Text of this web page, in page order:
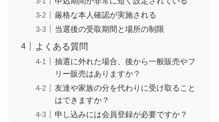
厳格な本人確認が実施される
当選後の受取期間と場所の制限
よくある質問
抽選に外れた場合、後から一般販売やフ
リー販売はありますか？
友達や家族の分を代わりに受け取ること
はできますか？
申し込みには会員登録が必要ですか？